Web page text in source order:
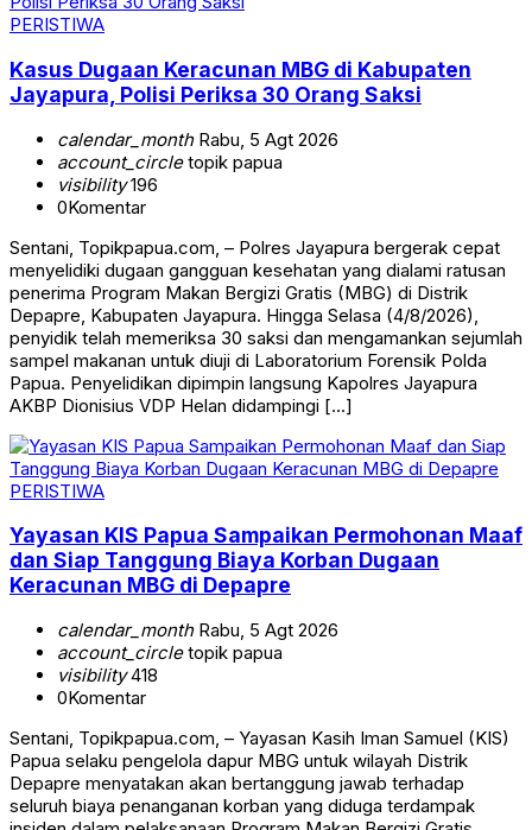
PERISTIWA
Kasus Dugaan Keracunan MBG di Kabupaten
Jayapura, Polisi Periksa 30 Orang Saksi
calendar_monthRabu, 5 Agt 2026
account_circletopik papua
visibility196
0Komentar
Sentani, Topikpapua.com, – Polres Jayapura bergerak cepat
menyelidiki dugaan gangguan kesehatan yang dialami ratusan
penerima Program Makan Bergizi Gratis (MBG) di Distrik
Depapre, Kabupaten Jayapura. Hingga Selasa (4/8/2026),
penyidik telah memeriksa 30 saksi dan mengamankan sejumlah
sampel makanan untuk diuji di Laboratorium Forensik Polda
Papua. Penyelidikan dipimpin langsung Kapolres Jayapura
AKBP Dionisius VDP Helan didampingi […]
PERISTIWA
Yayasan KIS Papua Sampaikan Permohonan Maaf
dan Siap Tanggung Biaya Korban Dugaan
Keracunan MBG di Depapre
calendar_monthRabu, 5 Agt 2026
account_circletopik papua
visibility418
0Komentar
Sentani, Topikpapua.com, – Yayasan Kasih Iman Samuel (KIS)
Papua selaku pengelola dapur MBG untuk wilayah Distrik
Depapre menyatakan akan bertanggung jawab terhadap
seluruh biaya penanganan korban yang diduga terdampak